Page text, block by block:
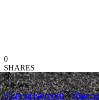
0
SHARES
59
VIEWS
Share on Facebook
Share